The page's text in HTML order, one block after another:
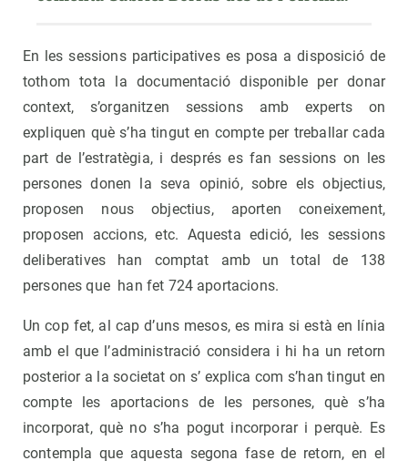
En les sessions participatives es posa a disposició de
tothom tota la documentació disponible per donar
context, s’organitzen sessions amb experts on
expliquen què s’ha tingut en compte per treballar cada
part de l’estratègia, i després es fan sessions on les
persones donen la seva opinió, sobre els objectius,
proposen nous objectius, aporten coneixement,
proposen accions, etc. Aquesta edició, les sessions
deliberatives han comptat amb un total de 138
persones que han fet 724 aportacions.
Un cop fet, al cap d’uns mesos, es mira si està en línia
amb el que l’administració considera i hi ha un retorn
posterior a la societat on s’ explica com s’han tingut en
compte les aportacions de les persones, què s’ha
incorporat, què no s’ha pogut incorporar i perquè. Es
contempla que aquesta segona fase de retorn, en el